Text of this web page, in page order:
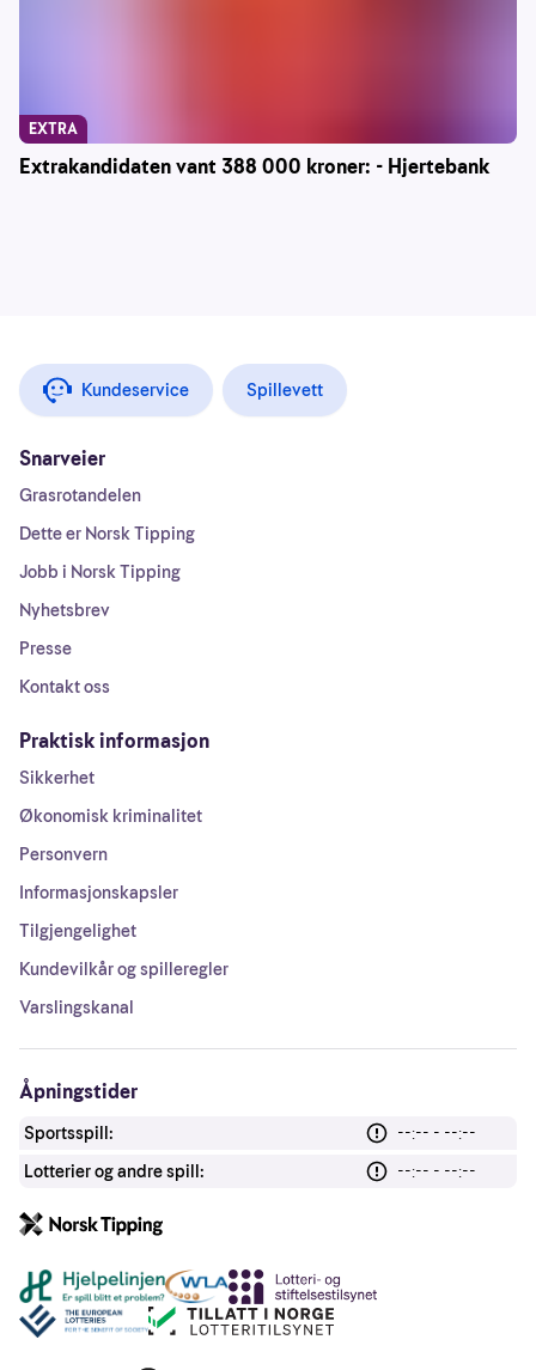
Extrakandidaten vant 388 000 kroner: - Hjertebank
EXTRA
Kundeservice Spillevett
Snarveier
Grasrotandelen
Dette er Norsk Tipping
Jobb i Norsk Tipping
Nyhetsbrev
Presse
Kontakt oss
Praktisk informasjon
Sikkerhet
Økonomisk kriminalitet
Personvern
Informasjonskapsler
Tilgjengelighet
Kundevilkår og spilleregler
Varslingskanal
Åpningstider
Sportsspill:
--:-- - --:--
Lotterier og andre spill:
--:-- - --:--
Andre lenker